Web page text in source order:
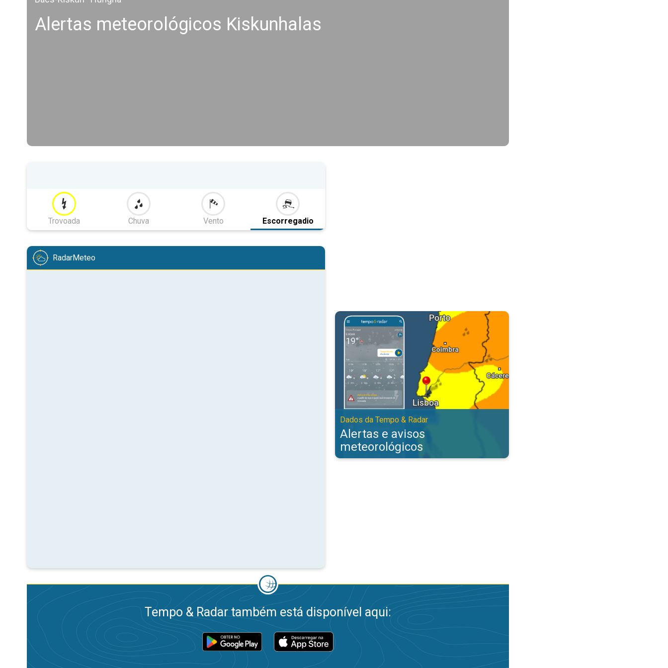
Alertas meteorológicos Kiskunhalas
Trovoada Chuva Vento Escorregadio
RadarMeteo
Alertas e avisos meteorológicos. Dados da Tempo & Radar. . .
Dados da Tempo & Radar
Alertas e avisos
meteorológicos
Tempo & Radar também está disponível aqui: